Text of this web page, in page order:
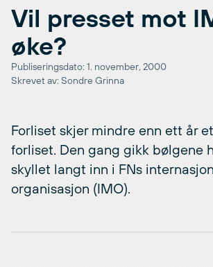
Vil presset mot
øke?
Publiseringsdato: 1. november, 2000
Skrevet av: Sondre Grinna
Forliset skjer mindre enn ett år
forliset. Den gang gikk bølgene
skyllet langt inn i FNs
organisasjon (IMO).